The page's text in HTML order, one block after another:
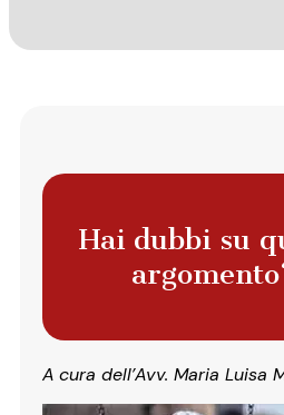
Hai dubbi su
A cura dell’Avv. Maria Luisa